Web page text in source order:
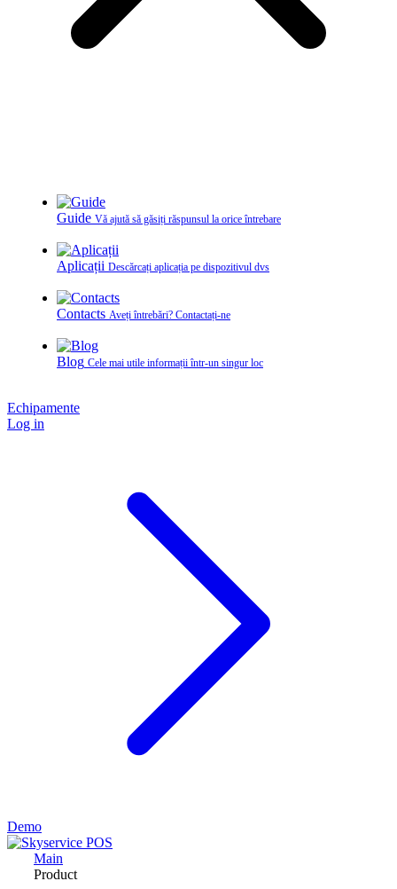
Guide Vă ajută să găsiți răspunsul la orice întrebare
Aplicații Descărcați aplicația pe dispozitivul dvs
Contacts Aveți întrebări? Contactați‑ne
Blog Cele mai utile informații într-un singur loc
Echipamente
Log in
Demo
Main
Product